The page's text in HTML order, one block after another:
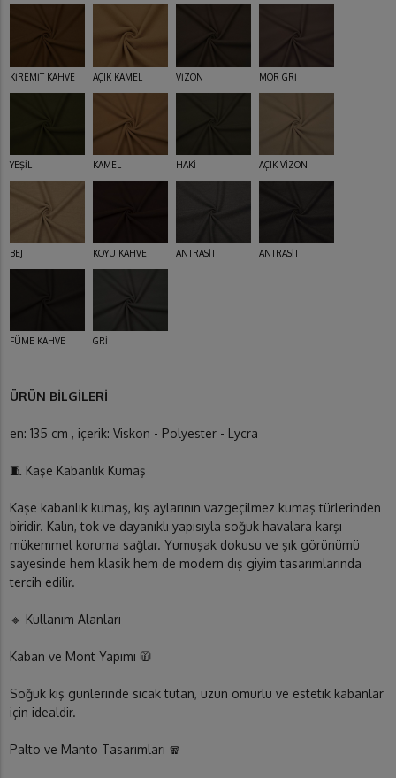
KİREMİT KAHVE AÇIK KAMEL VİZON MOR GRİ
YEŞİL KAMEL HAKİ AÇIK VİZON
BEJ KOYU KAHVE ANTRASİT ANTRASİT
FÜME KAHVE GRİ
ÜRÜN BİLGİLERİ
en: 135 cm , içerik: Viskon - Polyester - Lycra
🧵 Kaşe Kabanlık Kumaş
Kaşe kabanlık kumaş, kış aylarının vazgeçilmez kumaş türlerinden
biridir. Kalın, tok ve dayanıklı yapısıyla soğuk havalara karşı
mükemmel koruma sağlar. Yumuşak dokusu ve şık görünümü
sayesinde hem klasik hem de modern dış giyim tasarımlarında
tercih edilir.
🔹 Kullanım Alanları
Kaban ve Mont Yapımı 🧥
Soğuk kış günlerinde sıcak tutan, uzun ömürlü ve estetik kabanlar
için idealdir.
Palto ve Manto Tasarımları 🧣